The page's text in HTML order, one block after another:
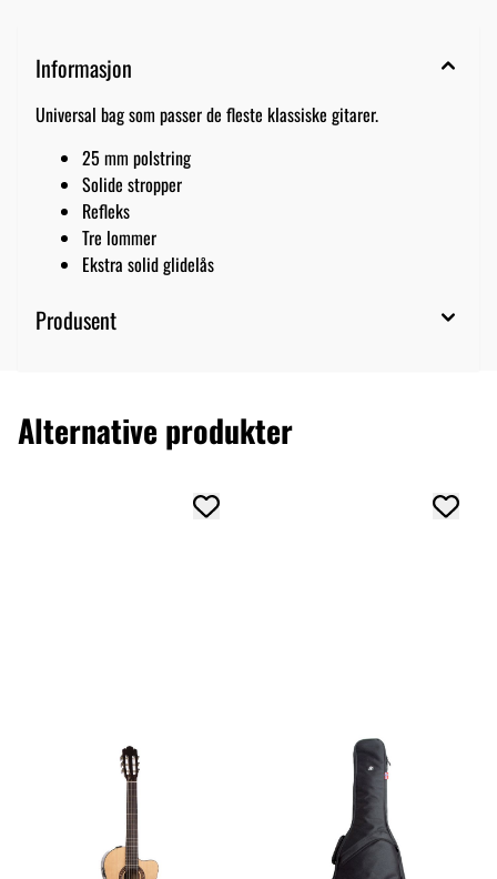
Informasjon
Universal bag som passer de fleste klassiske gitarer.
25 mm polstring
Solide stropper
Refleks
Tre lommer
Ekstra solid glidelås
Produsent
Alternative produkter